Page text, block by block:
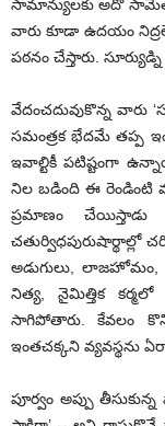
సామాన్యులకు అదో
వారు కూడా ఉదయం
పఠనం చేస్తారు.
వేదంచదువుకొన్న వారు
సమంత్రక భేదమే తప్ప
ఇవాల్టికీ పటిష్టంగా
నిల బడింది ఈ రెండింటి
ప్రమాణం
చతుర్విధపురుషార్థాల్లో
అడుగులు, లాజహోమం,
నిత్య, నైమిత్తిక కర్మలో
సాగిపోతారు. కేవలం
ఇంతచక్కని వ్యవస్థను
పూర్వం అప్పు